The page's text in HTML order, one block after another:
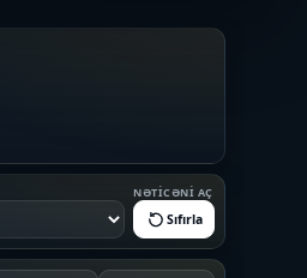
NƏTICƏNI AÇ
Sıfırla